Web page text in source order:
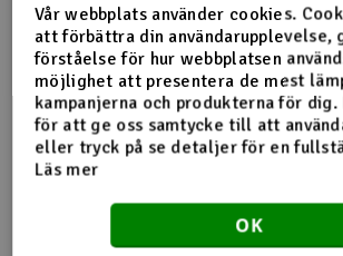
Smarthem, lek och hobby
Solenergi
Verktyg, utrustning och
3762A Ultra shocks (grey) (xx-long)
pre-load spacers & springs) (rear) (2)
Fler detaljer
Produkten är
Reservedeler Traxxas
Del av PartFinder
Traxxas Slash 4x4
Traxxas Slash 4x4
Vår webbplats använder cookies.
att förbättra din användarupplevelse,
förståelse för hur webbplatsen
möjlighet att presentera de mest
kampanjerna och produkterna för dig.
för att ge oss samtycke till att
eller tryck på se detaljer för en
Läs mer
OK